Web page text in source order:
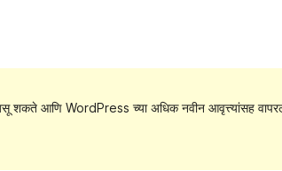
आणि WordPress च्या अधिक नवीन आवृत्त्यांसह